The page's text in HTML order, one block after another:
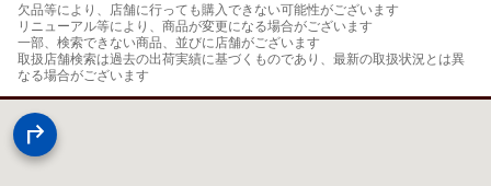
欠品等により、店舗に行っても購入できない可能性がございます
リニューアル等により、商品が変更になる場合がございます
一部、検索できない商品、並びに店舗がございます
取扱店舗検索は過去の出荷実績に基づくものであり、最新の取扱状況とは異
なる場合がございます